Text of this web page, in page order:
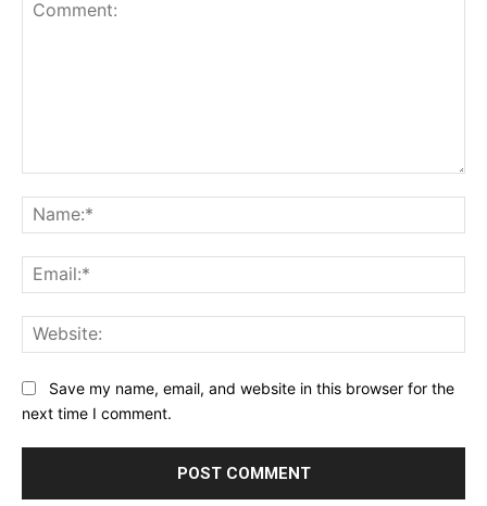
Save my name, email, and website in this browser for the
next time I comment.